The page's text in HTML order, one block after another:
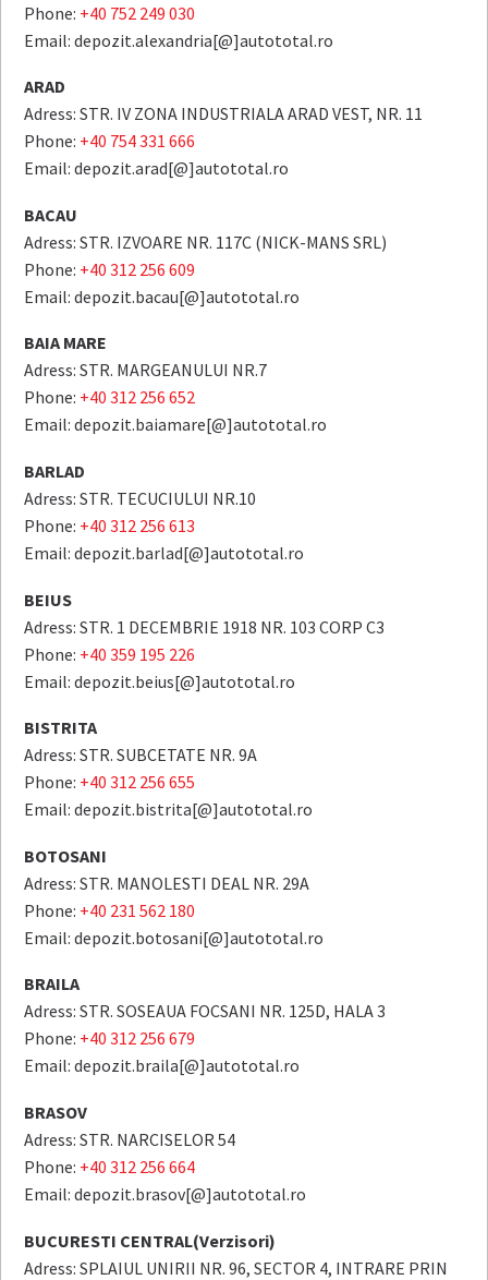
Phone: +40 752 249 030
Email: depozit.alexandria[@]autototal.ro
ARAD
Adress: STR. IV ZONA INDUSTRIALA ARAD VEST, NR. 11
Phone: +40 754 331 666
Email: depozit.arad[@]autototal.ro
BACAU
Adress: STR. IZVOARE NR. 117C (NICK-MANS SRL)
Phone: +40 312 256 609
Email: depozit.bacau[@]autototal.ro
BAIA MARE
Adress: STR. MARGEANULUI NR.7
Phone: +40 312 256 652
Email: depozit.baiamare[@]autototal.ro
BARLAD
Adress: STR. TECUCIULUI NR.10
Phone: +40 312 256 613
Email: depozit.barlad[@]autototal.ro
BEIUS
Adress: STR. 1 DECEMBRIE 1918 NR. 103 CORP C3
Phone: +40 359 195 226
Email: depozit.beius[@]autototal.ro
BISTRITA
Adress: STR. SUBCETATE NR. 9A
Phone: +40 312 256 655
Email: depozit.bistrita[@]autototal.ro
BOTOSANI
Adress: STR. MANOLESTI DEAL NR. 29A
Phone: +40 231 562 180
Email: depozit.botosani[@]autototal.ro
BRAILA
Adress: STR. SOSEAUA FOCSANI NR. 125D, HALA 3
Phone: +40 312 256 679
Email: depozit.braila[@]autototal.ro
BRASOV
Adress: STR. NARCISELOR 54
Phone: +40 312 256 664
Email: depozit.brasov[@]autototal.ro
BUCURESTI CENTRAL(Verzisori)
Adress: SPLAIUL UNIRII NR. 96, SECTOR 4, INTRARE PRIN